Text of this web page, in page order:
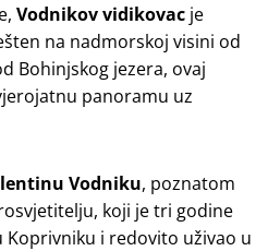
Vodnikov vidikovac je
na nadmorskoj visini od
Bohinjskog jezera, ovaj
panoramu uz
Vodniku, poznatom
koji je tri godine
Koprivniku i redovito uživao u